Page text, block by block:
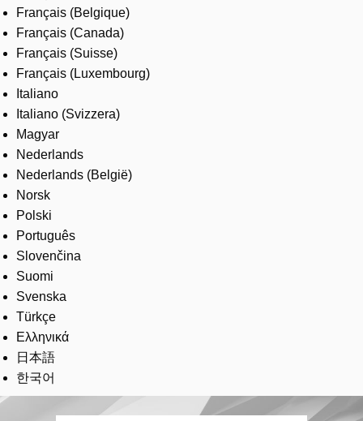
Français (Belgique)
Français (Canada)
Français (Suisse)
Français (Luxembourg)
Italiano
Italiano (Svizzera)
Magyar
Nederlands
Nederlands (België)
Norsk
Polski
Português
Slovenčina
Suomi
Svenska
Türkçe
Ελληνικά
日本語
한국어